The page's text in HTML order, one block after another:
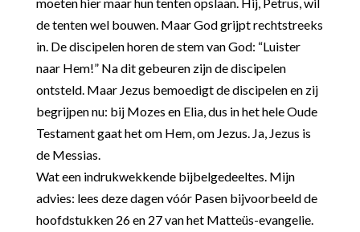
de tenten wel bouwen. Maar God grijpt rechtstreeks
in. De discipelen horen de stem van God: “Luister
naar Hem!” Na dit gebeuren zijn de discipelen
ontsteld. Maar Jezus bemoedigt de discipelen en zij
begrijpen nu: bij Mozes en Elia, dus in het hele Oude
Testament gaat het om Hem, om Jezus. Ja, Jezus is
de Messias.
Wat een indrukwekkende bijbelgedeeltes. Mijn
advies: lees deze dagen vóór Pasen bijvoorbeeld de
hoofdstukken 26 en 27 van het Matteüs-evangelie.